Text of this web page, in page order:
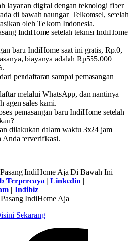
layanan digital dengan teknologi fiber
di bawah naungan Telkomsel, setelah
oleh Telkom Indonesia.
IndiHome setelah teknisi IndiHome
baru IndiHome saat ini gratis, Rp.0,
biayanya adalah Rp555.000
pendaftaran sampai pemasangan
melalui WhatsApp, dan nantinya
agen sales kami.
pemasangan baru IndiHome setelah
dilakukan dalam waktu 3x24 jam
Anda terverifikasi.
IndiHome Aja Di Bawah Ini
Terpercaya | Linkedin |
| Indibiz
IndiHome Aja
Sekarang